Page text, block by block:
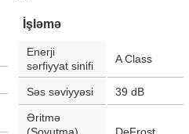
İşləmə
Enerji
sərfiyyat sinifi
A Class
Səs səviyyəsi 39 dB
Əritmə